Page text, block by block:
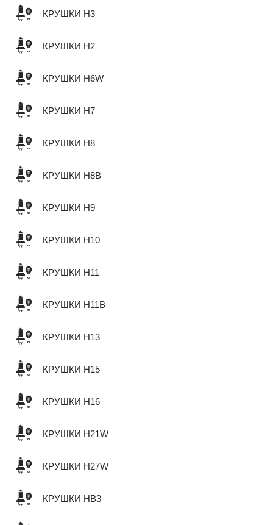
КРУШКИ H3
КРУШКИ H2
КРУШКИ H6W
КРУШКИ H7
КРУШКИ H8
КРУШКИ H8B
КРУШКИ H9
КРУШКИ H10
КРУШКИ H11
КРУШКИ H11B
КРУШКИ H13
КРУШКИ H15
КРУШКИ H16
КРУШКИ H21W
КРУШКИ H27W
КРУШКИ HB3